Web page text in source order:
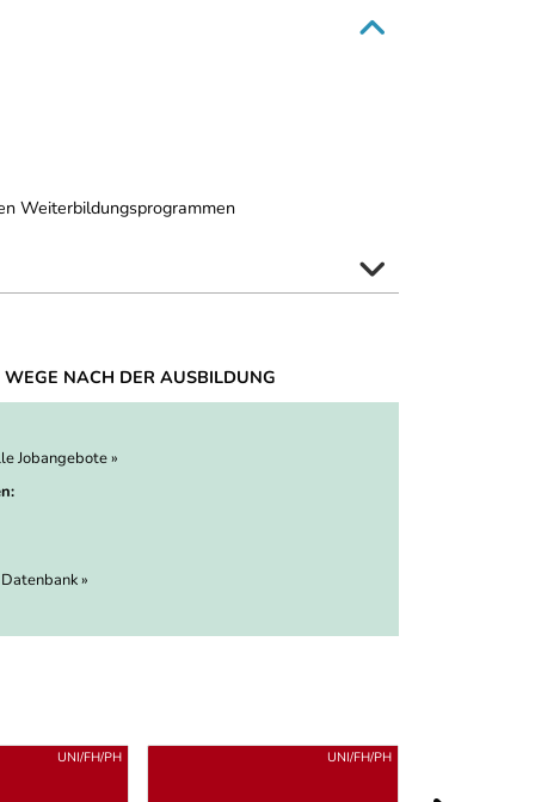
Weiterbildungsprogrammen
WEGE NACH DER AUSBILDUNG
Jobangebote »
»
UNI/FH/PH UNI/FH/PH